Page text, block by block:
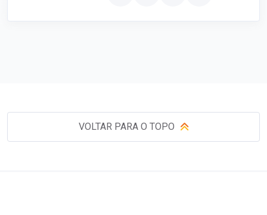
VOLTAR PARA O TOPO